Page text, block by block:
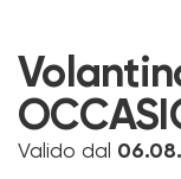
Valido dal